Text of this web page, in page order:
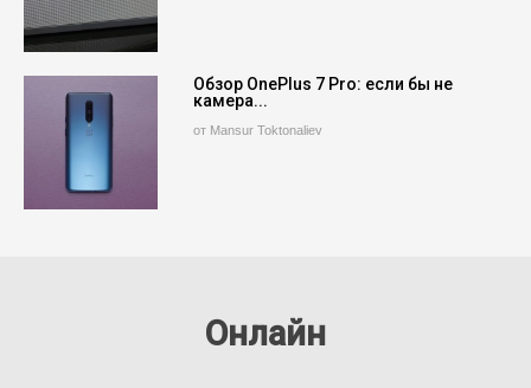
Обзор OnePlus 7 Pro: если бы не
камера...
от Mansur Toktonaliev
Онлайн